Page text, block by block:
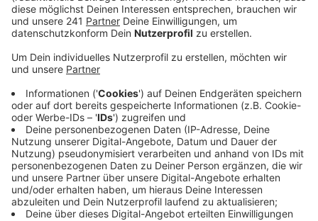
Wuppertal will das so aber nicht stehen lassen und
übt massive Kritik.
Veröffentlicht:Donnerstag, 14.07.2022 13:45
Anzeige
Das Gutachten ist nicht objektiv und nicht
wissenschaftlich genug, sagt Rechtsanwalt Frank
Adolphs. Er vertritt knapp 300 Geschädigte der
Flutkatastrophe. Für ihn ist es eine Frechheit, wie das
Gutachten entstanden ist: die Wissenschaftler der Uni